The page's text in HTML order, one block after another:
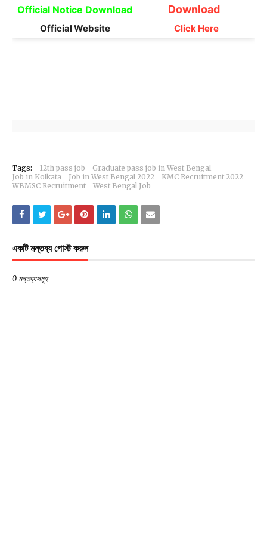
Official Notice Download Download
Official Website Click Here
Tags: 12th pass job
Graduate pass job in West Bengal
Job in Kolkata
Job in West Bengal 2022
KMC Recruitment 2022
WBMSC Recruitment
West Bengal Job
একটি মন্তব্য পোস্ট করুন
0 মন্তব্যসমূহ